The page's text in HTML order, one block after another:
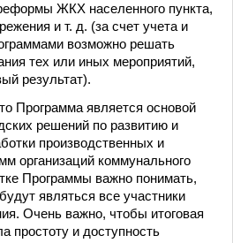
ЖКХ населенного пункта,
и т. д. (за счет учета и
возможно решать
тех или иных мероприятий,
результат).
Программа является основой
решений по развитию и
производственных и
организаций коммунального
Программы важно понимать,
являться все участники
Очень важно, чтобы итоговая
простоту и доступность